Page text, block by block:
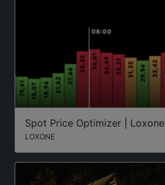
Spot Price Optimizer | Loxone
LOXONE